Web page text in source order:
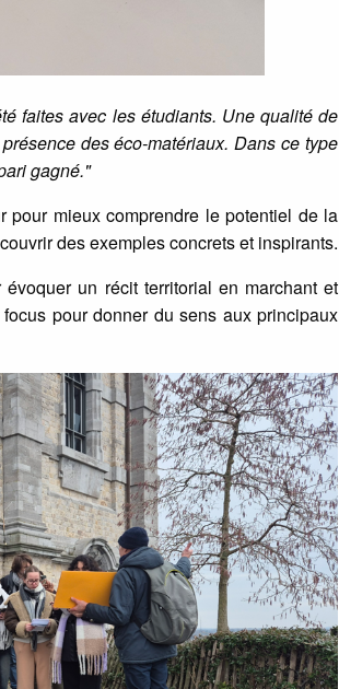
faites avec les étudiants. Une qualité de
des éco-matériaux. Dans ce type
gagné."
pour mieux comprendre le potentiel de la
des exemples concrets et inspirants.
un récit territorial en marchant et
pour donner du sens aux principaux